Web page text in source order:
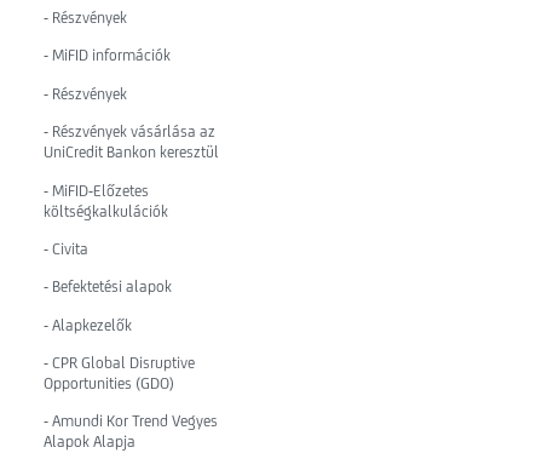
- Részvények
- MiFID információk
- Részvények
- Részvények vásárlása az
UniCredit Bankon keresztül
- MiFID-Előzetes
költségkalkulációk
- Civita
- Befektetési alapok
- Alapkezelők
- CPR Global Disruptive
Opportunities (GDO)
- Amundi Kor Trend Vegyes
Alapok Alapja